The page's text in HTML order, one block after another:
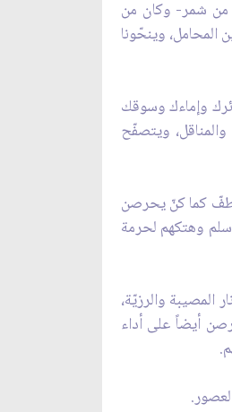
من شمر- وكان من
وينحّونا
وإماءك وسوقك
ويتصفّح
كما كنّ يحرصن
وهتكهم لحرمة
والرزيّة،
أيضاً على أداء